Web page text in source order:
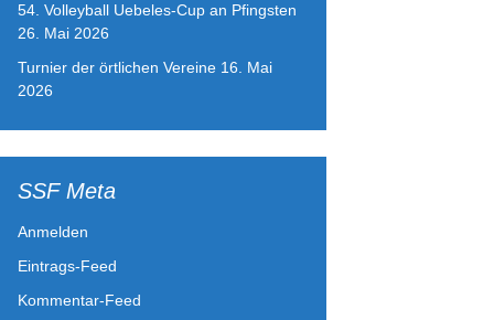
54. Volleyball Uebeles-Cup an Pfingsten
26. Mai 2026
Turnier der örtlichen Vereine 16. Mai
2026
SSF Meta
Anmelden
Eintrags-Feed
Kommentar-Feed